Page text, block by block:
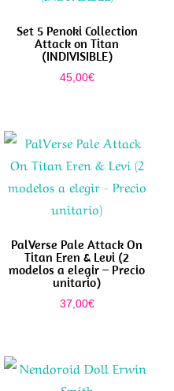
Set 5 Penoki Collection
Attack on Titan
(INDIVISIBLE)
45,00€
PalVerse Pale Attack On
Titan Eren & Levi (2
modelos a elegir – Precio
unitario)
37,00€